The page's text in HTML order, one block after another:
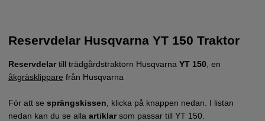
Reservdelar Husqvarna YT 150 Traktor
Reservdelartill trädgårdstraktorn Husqvarna YT 150 , en
åkgräsklippare från Husqvarna
För att se sprängskissen , klicka på knappen nedan. I listan
nedan kan du se alla artiklarsom passar till YT 150.